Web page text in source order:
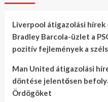
Liverpool átigazolási
Bradley Barcola-üzlet a
pozitív fejlemények a
Man United átigazolási
döntése jelentősen
Ördögöket